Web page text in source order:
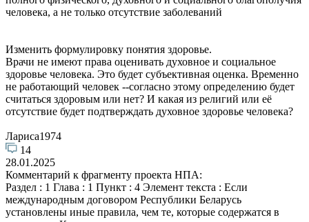
человека, а не только отсутствие заболеваний
Изменить формулировку понятия здоровье.
Врачи не имеют права оценивать духовное и социальное
здоровье человека. Это будет субъективная оценка. Временно
не работающий человек --согласно этому определению будет
считаться здоровым или нет? И какая из религий или её
отсутствие будет подтверждать духовное здоровье человека?
Лариса1974
14
28.01.2025
Комментарий к фрагменту проекта НПА:
Раздел : 1 Глава : 1 Пункт : 4 Элемент текста : Если
международным договором Республики Беларусь
установлены иные правила, чем те, которые содержатся в